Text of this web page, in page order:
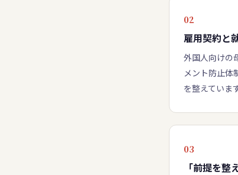
02
雇用契約と
外国人向けの
メント防止体
を整えています
03
「前提を